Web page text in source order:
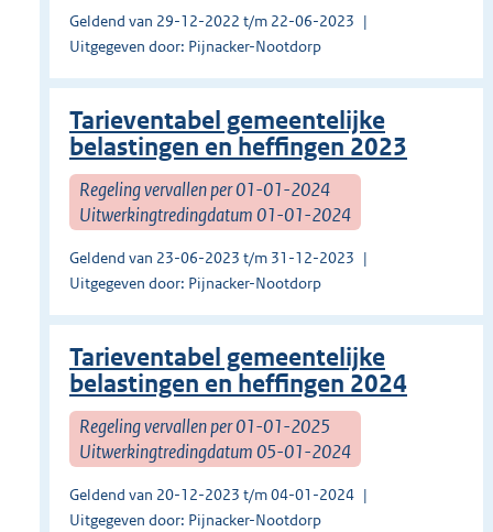
Geldend van 29-12-2022 t/m 22-06-2023
Uitgegeven door: Pijnacker-Nootdorp
Tarieventabel gemeentelijke
belastingen en heffingen 2023
Regeling vervallen per 01-01-2024
Uitwerkingtredingdatum 01-01-2024
Geldend van 23-06-2023 t/m 31-12-2023
Uitgegeven door: Pijnacker-Nootdorp
Tarieventabel gemeentelijke
belastingen en heffingen 2024
Regeling vervallen per 01-01-2025
Uitwerkingtredingdatum 05-01-2024
Geldend van 20-12-2023 t/m 04-01-2024
Uitgegeven door: Pijnacker-Nootdorp